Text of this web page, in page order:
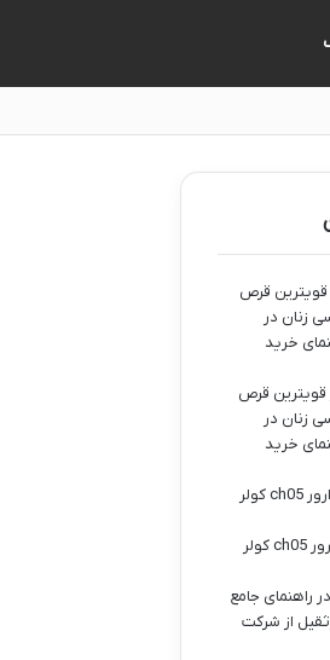
قویترین قرص
زنان در
خرید
قویترین قرص
زنان در
خرید
ارور ch05 کولر
ارور ch05 کولر
در راهنمای جامع
از شرکت